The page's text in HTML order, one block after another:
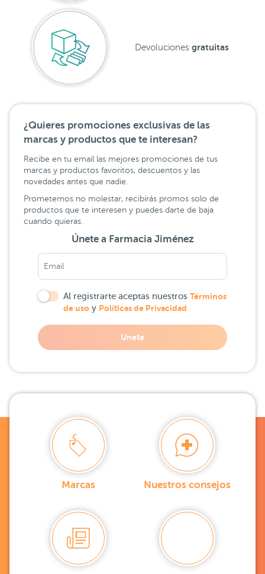
Devoluciones gratuitas
¿Quieres promociones exclusivas de las
marcas y productos que te interesan?
Recibe en tu email las mejores promociones de tus
marcas y productos favoritos, descuentos y las
novedades antes que nadie.
Prometemos no molestar, recibirás promos solo de
productos que te interesen y puedes darte de baja
cuando quieras.
Únete a Farmacia Jiménez
Al registrarte aceptas nuestros Términos
de uso y Políticas de Privacidad
Unete
Marcas Nuestros consejos